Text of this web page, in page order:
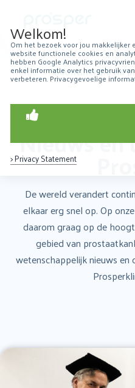
Welkom!
Om het bezoek voor jou
website functionele cookies en
hebben Google Analytics
enkel informatie over het gebruik
verbeteren. Privacygevoelige
> Privacy Statement
Over
Zoeken
naar:
Home→incontinentie na
Nieuws en
De wereld verandert
elkaar erg snel op. Op
daarom graag op de
gebied van
wetenschappelijk nieuws